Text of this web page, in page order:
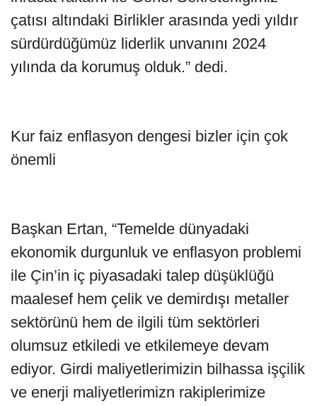
çatısı altındaki Birlikler arasında yedi yıldır
sürdürdüğümüz liderlik unvanını 2024
yılında da korumuş olduk.” dedi.
Kur faiz enflasyon dengesi bizler için çok
önemli
Başkan Ertan, “Temelde dünyadaki
ekonomik durgunluk ve enflasyon problemi
ile Çin’in iç piyasadaki talep düşüklüğü
maalesef hem çelik ve demirdışı metaller
sektörünü hem de ilgili tüm sektörleri
olumsuz etkiledi ve etkilemeye devam
ediyor. Girdi maliyetlerimizin bilhassa işçilik
ve enerji maliyetlerimizn rakiplerimize